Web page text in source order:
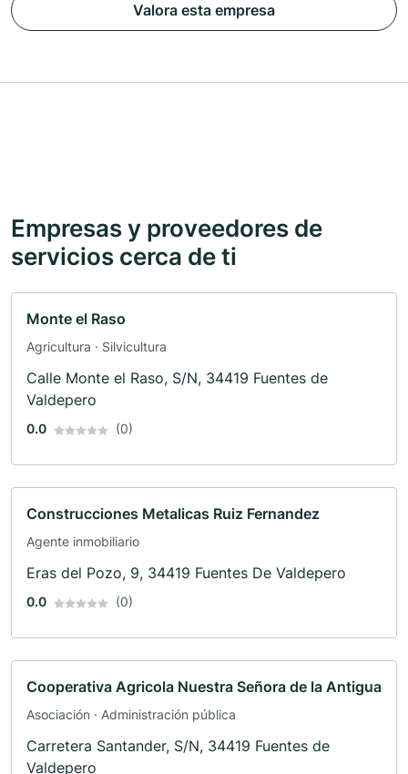
Valora esta empresa
Empresas y proveedores de
servicios cerca de ti
Monte el Raso
Agricultura · Silvicultura
Calle Monte el Raso, S/N, 34419 Fuentes de
Valdepero
0.0 (0)
Construcciones Metalicas Ruiz Fernandez
Agente inmobiliario
Eras del Pozo, 9, 34419 Fuentes De Valdepero
0.0 (0)
Cooperativa Agricola Nuestra Señora de la Antigua
Asociación · Administración pública
Carretera Santander, S/N, 34419 Fuentes de
Valdepero